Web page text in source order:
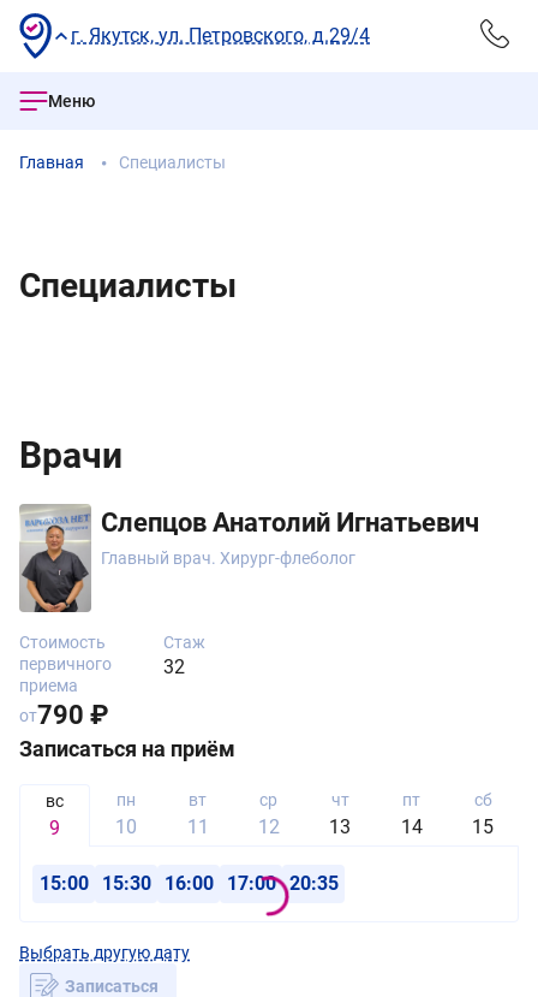
г. Якутск, ул. Петровского, д.29/4
Меню
Главная Специалисты
Специалисты
Врачи
Слепцов Анатолий Игнатьевич
Главный врач. Хирург-флеболог
Стаж
32
Стоимость
первичного
приема
от790 ₽
Записаться на приём
вс
9
пн
10
вт
11
ср
12
чт
13
пт
14
сб
15
15:00 15:30 16:00 17:00 20:35
Выбрать другую дату
Записаться